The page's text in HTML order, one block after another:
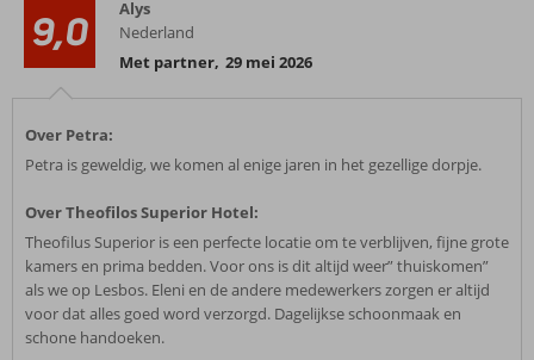
9,0
Alys
Nederland
Met partner, 29 mei 2026
Over Petra:
Petra is geweldig, we komen al enige jaren in het gezellige dorpje.
Over Theofilos Superior Hotel:
Theofilus Superior is een perfecte locatie om te verblijven, fijne grote
kamers en prima bedden. Voor ons is dit altijd weer” thuiskomen”
als we op Lesbos. Eleni en de andere medewerkers zorgen er altijd
voor dat alles goed word verzorgd. Dagelijkse schoonmaak en
schone handoeken.